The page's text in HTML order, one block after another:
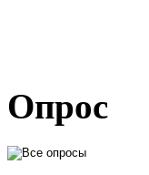
Опрос